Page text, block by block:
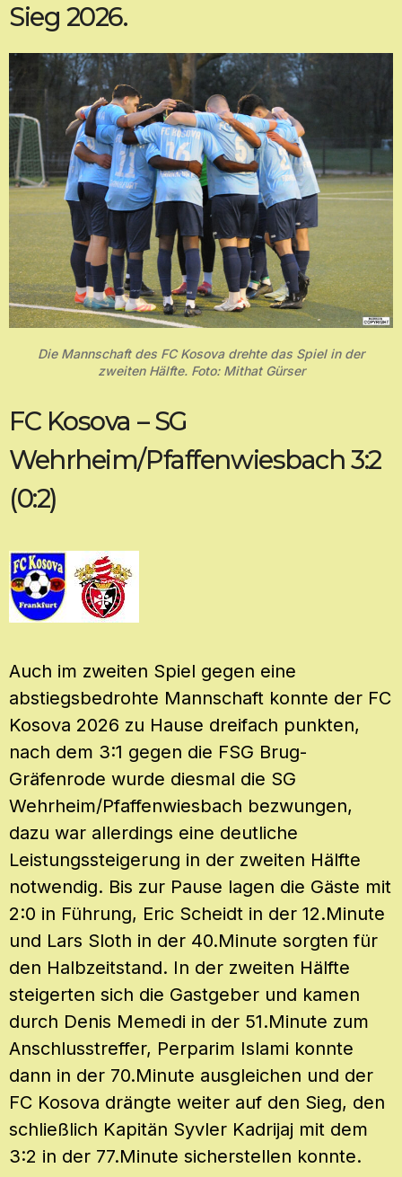
Sieg 2026.
Die Mannschaft des FC Kosova drehte das Spiel in der
zweiten Hälfte. Foto: Mithat Gürser
FC Kosova – SG
Wehrheim/Pfaffenwiesbach 3:2
(0:2)
Auch im zweiten Spiel gegen eine
abstiegsbedrohte Mannschaft konnte der FC
Kosova 2026 zu Hause dreifach punkten,
nach dem 3:1 gegen die FSG Brug-
Gräfenrode wurde diesmal die SG
Wehrheim/Pfaffenwiesbach bezwungen,
dazu war allerdings eine deutliche
Leistungssteigerung in der zweiten Hälfte
notwendig. Bis zur Pause lagen die Gäste mit
2:0 in Führung, Eric Scheidt in der 12.Minute
und Lars Sloth in der 40.Minute sorgten für
den Halbzeitstand. In der zweiten Hälfte
steigerten sich die Gastgeber und kamen
durch Denis Memedi in der 51.Minute zum
Anschlusstreffer, Perparim Islami konnte
dann in der 70.Minute ausgleichen und der
FC Kosova drängte weiter auf den Sieg, den
schließlich Kapitän Syvler Kadrijaj mit dem
3:2 in der 77.Minute sicherstellen konnte.